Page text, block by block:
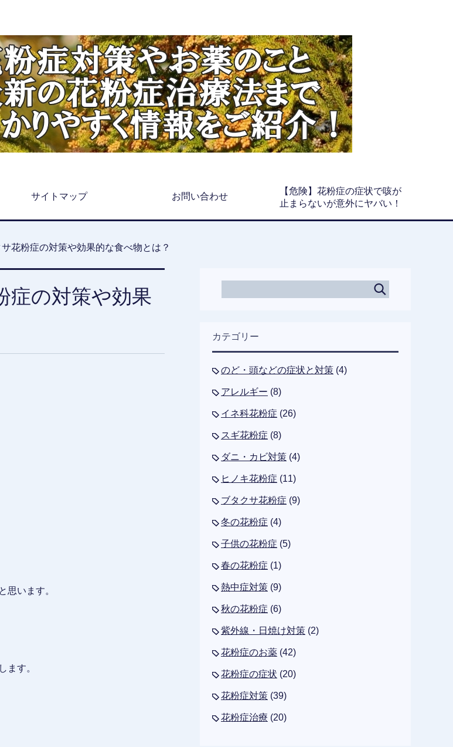
サイトマップ お問い合わせ
【危険】花粉症の症状で咳が
止まらないが意外にヤバい！
花粉症の対策や効果的な食べ物とは？
症の対策や効果
思います。
ます。
カテゴリー
のど・頭などの症状と対策 (4)
アレルギー (8)
イネ科花粉症 (26)
スギ花粉症 (8)
ダニ・カビ対策 (4)
ヒノキ花粉症 (11)
ブタクサ花粉症 (9)
冬の花粉症 (4)
子供の花粉症 (5)
春の花粉症 (1)
熱中症対策 (9)
秋の花粉症 (6)
紫外線・日焼け対策 (2)
花粉症のお薬 (42)
花粉症の症状 (20)
花粉症対策 (39)
花粉症治療 (20)